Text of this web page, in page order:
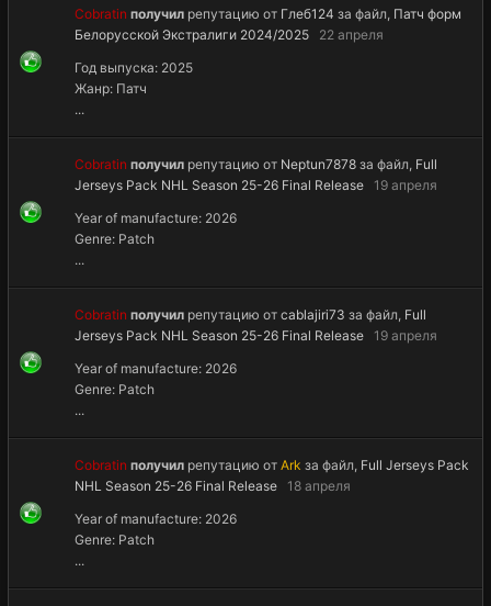
Cobratin получил репутацию от Глеб124 за файл, Патч форм
Белорусской Экстралиги 2024/2025
22 апреля
Год выпуска: 2025
Жанр: Патч
...
Cobratin получил репутацию от Neptun7878 за файл, Full
Jerseys Pack NHL Season 25-26 Final Release
19 апреля
Year of manufacture: 2026
Genre: Patch
...
Cobratin получил репутацию от cablajiri73 за файл, Full
Jerseys Pack NHL Season 25-26 Final Release
19 апреля
Year of manufacture: 2026
Genre: Patch
...
Cobratin получил репутацию от Ark за файл, Full Jerseys Pack
NHL Season 25-26 Final Release
18 апреля
Year of manufacture: 2026
Genre: Patch
...